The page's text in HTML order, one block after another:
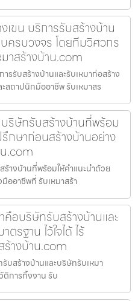
ขน บริการรับสร้างบ้าน
ครบวงจร โดยทีมวิศวกร
าสร้างบ้าน.com
รรับสร้างบ้านและรับเหมาก่อสร้าง
สถาปนิกมืออาชีพ รับเหมาสร
ริษัทรับสร้างบ้านที่พร้อม
กษาก่อนสร้างบ้านอย่าง
.com
างบ้านที่พร้อมให้คำแนะนำด้วย
ออาชีพที่ รับเหมาสร้า
คือบริษัทรับสร้างบ้านและ
รฐาน ไว้ใจได้ ไร้
ร้างบ้าน.com
บสร้างบ้านและบริษัทรับเหมา
ติการทิ้งงาน รับ